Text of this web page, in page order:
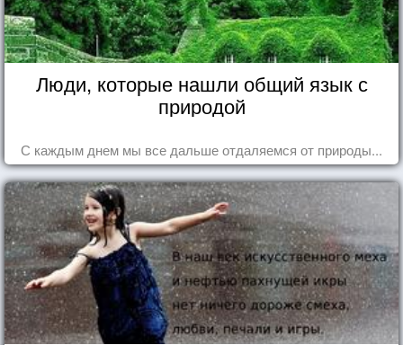
Люди, которые нашли общий язык с
природой
С каждым днем мы все дальше отдаляемся от природы...